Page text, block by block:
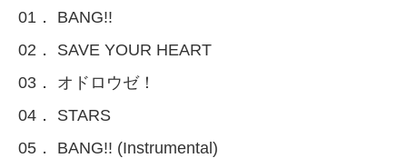
01． BANG!!
02． SAVE YOUR HEART
03． オドロウゼ！
04． STARS
05． BANG!! (Instrumental)